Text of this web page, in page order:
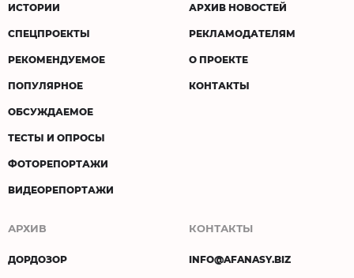
ИСТОРИИ
СПЕЦПРОЕКТЫ
РЕКОМЕНДУЕМОЕ
ПОПУЛЯРНОЕ
ОБСУЖДАЕМОЕ
ТЕСТЫ И ОПРОСЫ
ФОТОРЕПОРТАЖИ
ВИДЕОРЕПОРТАЖИ
АРХИВ НОВОСТЕЙ
РЕКЛАМОДАТЕЛЯМ
О ПРОЕКТЕ
КОНТАКТЫ
АРХИВ
ДОРДОЗОР
КОНТАКТЫ
INFO@AFANASY.BIZ